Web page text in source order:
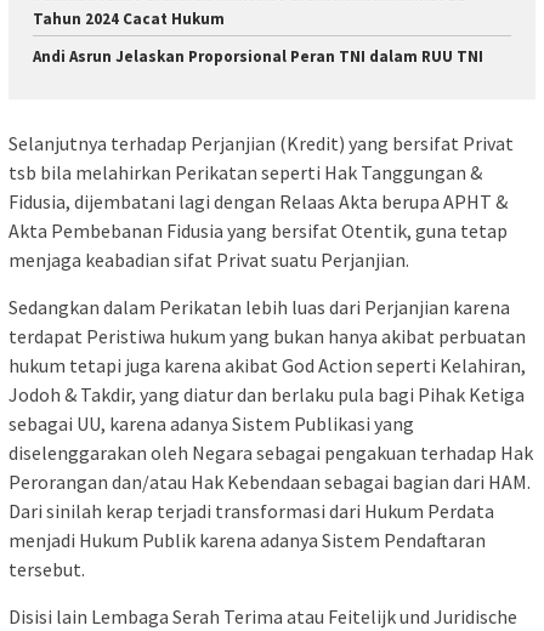
Tahun 2024 Cacat Hukum
Andi Asrun Jelaskan Proporsional Peran TNI dalam RUU TNI
Selanjutnya terhadap Perjanjian (Kredit) yang bersifat Privat
tsb bila melahirkan Perikatan seperti Hak Tanggungan &
Fidusia, dijembatani lagi dengan Relaas Akta berupa APHT &
Akta Pembebanan Fidusia yang bersifat Otentik, guna tetap
menjaga keabadian sifat Privat suatu Perjanjian.
Sedangkan dalam Perikatan lebih luas dari Perjanjian karena
terdapat Peristiwa hukum yang bukan hanya akibat perbuatan
hukum tetapi juga karena akibat God Action seperti Kelahiran,
Jodoh & Takdir, yang diatur dan berlaku pula bagi Pihak Ketiga
sebagai UU, karena adanya Sistem Publikasi yang
diselenggarakan oleh Negara sebagai pengakuan terhadap Hak
Perorangan dan/atau Hak Kebendaan sebagai bagian dari HAM.
Dari sinilah kerap terjadi transformasi dari Hukum Perdata
menjadi Hukum Publik karena adanya Sistem Pendaftaran
tersebut.
Disisi lain Lembaga Serah Terima atau Feitelijk und Juridische